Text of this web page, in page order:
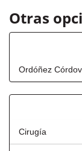
Otras
Ordóñez
Cirugía